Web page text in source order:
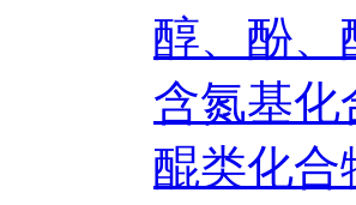
醇、酚、
含氮基化
醌类化合